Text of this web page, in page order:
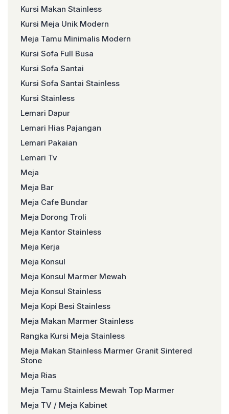
Kursi Makan Stainless
Kursi Meja Unik Modern
Meja Tamu Minimalis Modern
Kursi Sofa Full Busa
Kursi Sofa Santai
Kursi Sofa Santai Stainless
Kursi Stainless
Lemari Dapur
Lemari Hias Pajangan
Lemari Pakaian
Lemari Tv
Meja
Meja Bar
Meja Cafe Bundar
Meja Dorong Troli
Meja Kantor Stainless
Meja Kerja
Meja Konsul
Meja Konsul Marmer Mewah
Meja Konsul Stainless
Meja Kopi Besi Stainless
Meja Makan Marmer Stainless
Rangka Kursi Meja Stainless
Meja Makan Stainless Marmer Granit Sintered
Stone
Meja Rias
Meja Tamu Stainless Mewah Top Marmer
Meja TV / Meja Kabinet